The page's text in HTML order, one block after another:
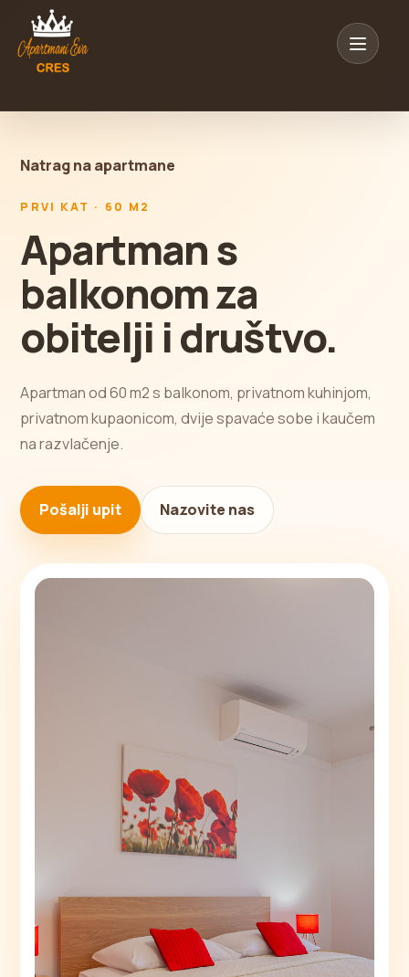
Natrag na apartmane
PRVI KAT · 60 M2
Apartman s
balkonom za
obitelji i društvo.
Apartman od 60 m2 s balkonom, privatnom kuhinjom,
privatnom kupaonicom, dvije spavaće sobe i kaučem
na razvlačenje.
Pošalji upit Nazovite nas